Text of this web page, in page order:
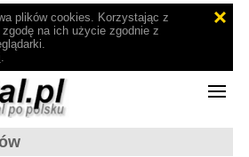
plików cookies. Korzystając z
na ich użycie zgodnie z
.